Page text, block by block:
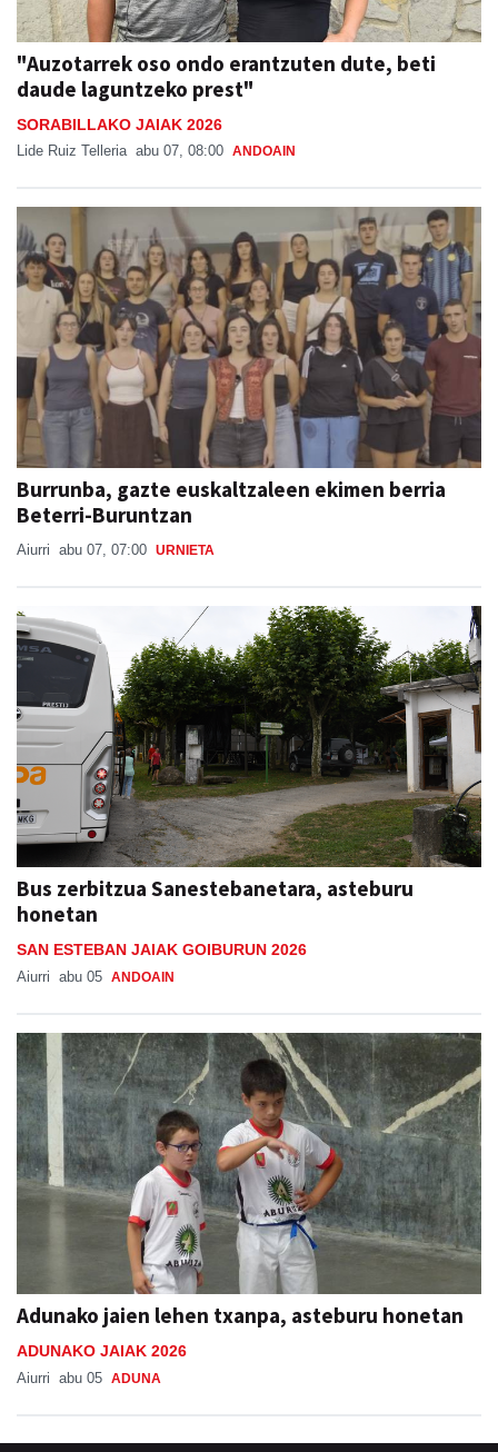
"Auzotarrek oso ondo erantzuten dute, beti
daude laguntzeko prest"
SORABILLAKO JAIAK 2026
Lide Ruiz Telleria abu 07, 08:00 ANDOAIN
Burrunba, gazte euskaltzaleen ekimen berria
Beterri-Buruntzan
Aiurri abu 07, 07:00 URNIETA
Bus zerbitzua Sanestebanetara, asteburu
honetan
SAN ESTEBAN JAIAK GOIBURUN 2026
Aiurri abu 05 ANDOAIN
Adunako jaien lehen txanpa, asteburu honetan
ADUNAKO JAIAK 2026
Aiurri abu 05 ADUNA